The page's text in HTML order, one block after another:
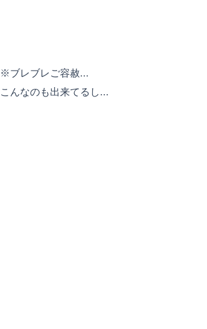
※ブレブレご容赦...
こんなのも出来てるし...